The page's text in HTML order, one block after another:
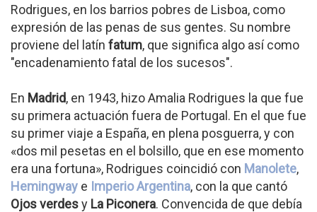
Rodrigues, en los barrios pobres de Lisboa, como
expresión de las penas de sus gentes. Su nombre
proviene del latín fatum, que significa algo así como
"encadenamiento fatal de los sucesos".
En Madrid, en 1943, hizo Amalia Rodrigues la que fue
su primera actuación fuera de Portugal. En el que fue
su primer viaje a España, en plena posguerra, y con
«dos mil pesetas en el bolsillo, que en ese momento
era una fortuna», Rodrigues coincidió con Manolete,
Hemingway e Imperio Argentina, con la que cantó
Ojos verdesy La Piconera. Convencida de que debía